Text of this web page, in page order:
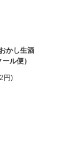
かし生酒
ル便）
円)